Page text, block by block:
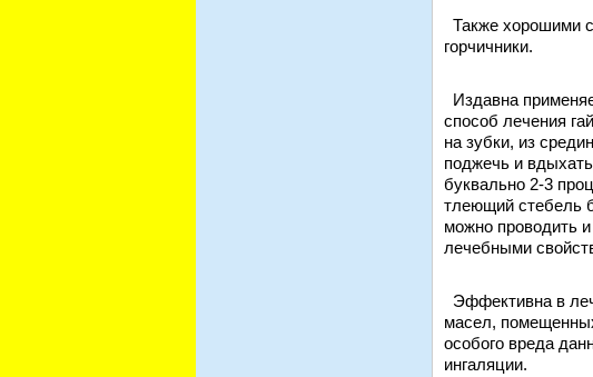
Также хорошими
горчичники.
Издавна
способ лечения
на зубки, из
поджечь и
буквально 2-3
тлеющий стебель
можно проводить
лечебными
Эффективна в
масел,
особого вреда
ингаляции.